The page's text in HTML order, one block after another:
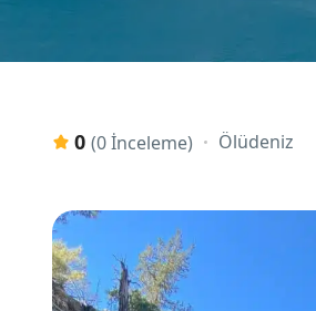
0 (0 İnceleme) Ölüdeniz